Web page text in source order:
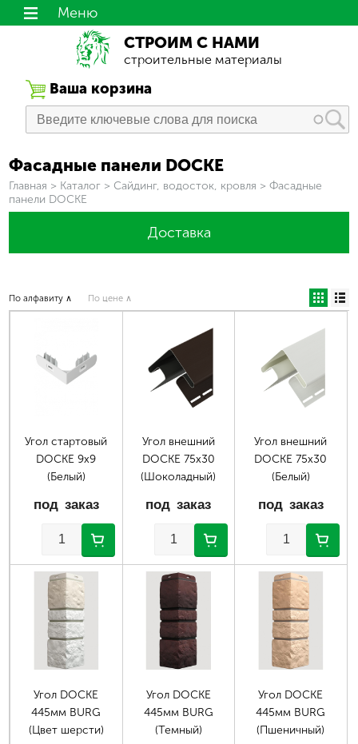
СТРОИМ С НАМИ
строительные материалы
Ваша корзина
Меню
Фасадные панели DOCKE
Вы здесь
Главная > Каталог > Сайдинг, водосток, кровля > Фасадные
панели DOCKE
Доставка
По алфавиту ∧ По цене ∧
Угол стартовый
DOCKE 9х9
(Белый)
под заказ
Угол внешний
DOCKE 75х30
(Шоколадный)
под заказ
Угол внешний
DOCKE 75х30
(Белый)
под заказ
Угол DOCKE
445мм BURG
(Цвет шерсти)
Угол DOCKE
445мм BURG
(Темный)
Угол DOCKE
445мм BURG
(Пшеничный)